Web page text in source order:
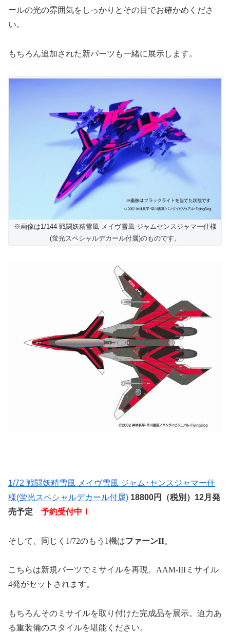
ールの光の雰囲気をしっかりとその目でお確かめくださ
い。
もちろん追加された新パーツも一緒に展示します。
※画像は1/144 戦闘妖精雪風 メイヴ雪風 ジャムセンスジャマー仕様
(蛍光スペシャルデカール付属)のものです。
1/72 戦闘妖精雪風 メイヴ雪風 ジャム･センスジャマー仕
様(蛍光スペシャルデカール付属) 18800円（税別）12月発
売予定 予約受付中！
そして、同じく 1/72のもう 1機はファーンII。
こちらは新規パーツでミサイルを再現。 AAM-III ミサイル
4発がセットされます。
もちろんそのミサイルを取り付けた完成品を展示。迫力あ
る重装備のスタイルを堪能ください。